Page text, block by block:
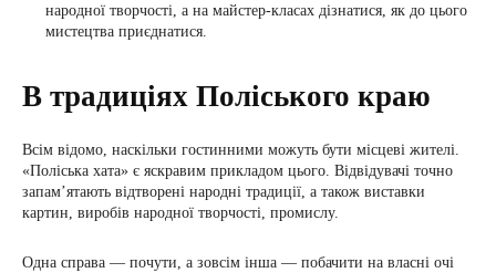
народної творчості, а на майстер-класах дізнатися, як до цього
мистецтва приєднатися.
В традиціях Поліського краю
Всім відомо, наскільки гостинними можуть бути місцеві жителі.
«Поліська хата» є яскравим прикладом цього. Відвідувачі точно
запам’ятають відтворені народні традиції, а також виставки
картин, виробів народної творчості, промислу.
Одна справа — почути, а зовсім інша — побачити на власні очі